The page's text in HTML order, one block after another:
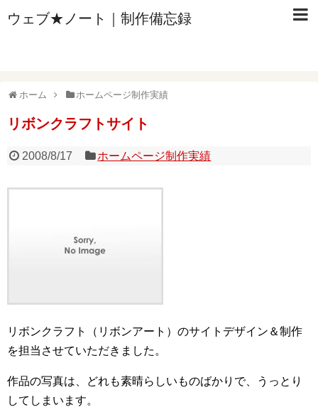
ウェブ★ノート｜制作備忘録
ホーム ホームページ制作実績
リボンクラフトサイト
2008/8/17 ホームページ制作実績
リボンクラフト（リボンアート）のサイトデザイン＆制作
を担当させていただきました。
作品の写真は、どれも素晴らしいものばかりで、うっとり
してしまいます。